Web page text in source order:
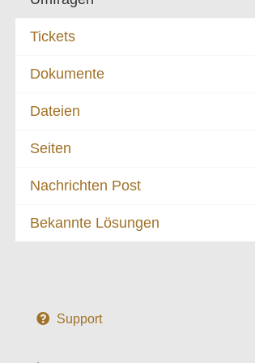
Tickets
Dokumente
Dateien
Seiten
Nachrichten Post
Bekannte Lösungen
Support